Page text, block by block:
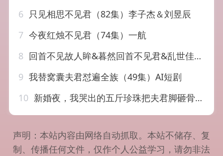
6 只见相思不见君（82集）李子杰＆刘昱辰
7 今夜红烛不见君（74集）一航
8 回首不见故人眸&暮然回首不见君&乱世佳人浮华录（76集）
9 我替窝囊夫君怼遍全族（49集）AI短剧
10 新婚夜，我哭出的五斤珍珠把夫君脚砸骨折了&新婚夜我哭出的五斤珍珠把夫君脚砸骨折了（50集）AI短剧
声明：本站内容由网络自动抓取。本站不储存、复
制、传播任何文件，仅作个人公益学习，请勿非法